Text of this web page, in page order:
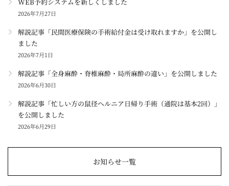
2026年7月27日
解説記事「民間医療保険の手術給付金は受け取れますか」を公開し
ました
2026年7月1日
解説記事「全身麻酔・脊椎麻酔・局所麻酔の違い」を公開しました
2026年6月30日
解説記事「忙しい方の鼠径ヘルニア日帰り手術（通院は基本2回）」
を公開しました
2026年6月29日
お知らせ一覧